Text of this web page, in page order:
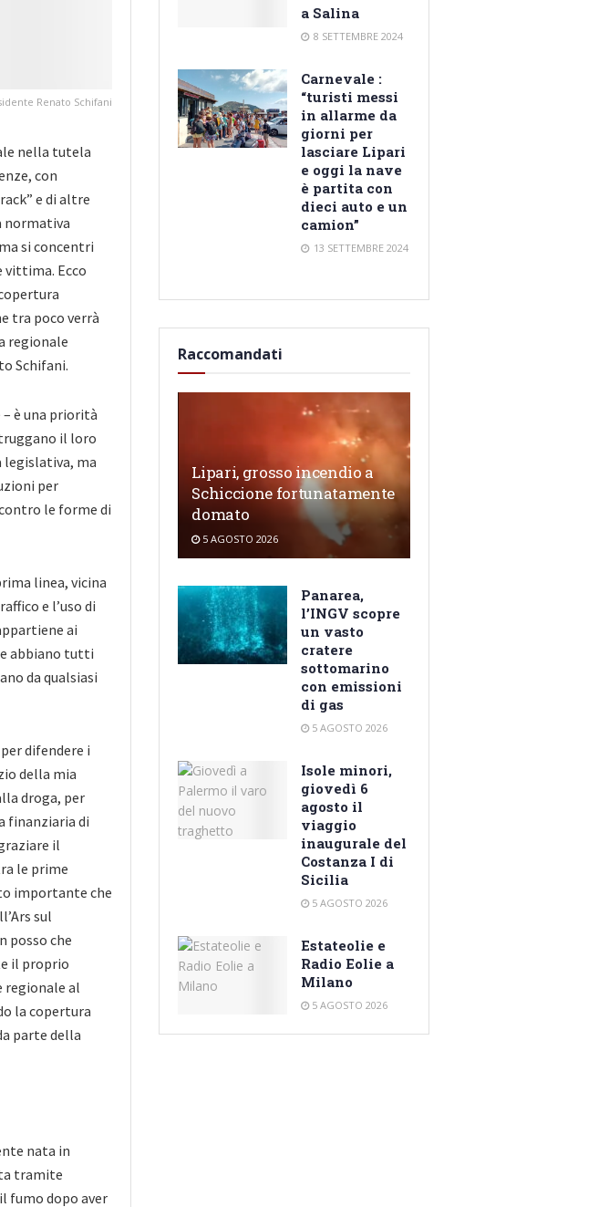
Renato Schifani
nella tutela
con
e di altre
normativa
si concentri
vittima. Ecco
tra poco verrà
regionale
Schifani.
è una priorità
il loro
legislativa, ma
per
le forme di
linea, vicina
e l’uso di
ai
abbiano tutti
da qualsiasi
difendere i
della mia
droga, per
finanziaria di
il
le prime
importante che
sul
posso che
il proprio
regionale al
la copertura
parte della
nata in
tramite
fumo dopo aver
a Salina
8 SETTEMBRE 2024
Carnevale :
“turisti messi
in allarme da
giorni per
lasciare Lipari
e oggi la nave
è partita con
dieci auto e un
camion”
13 SETTEMBRE 2024
Raccomandati
Lipari, grosso incendio a
Schiccione fortunatamente
domato
5 AGOSTO 2026
Panarea,
l’INGV scopre
un vasto
cratere
sottomarino
con emissioni
di gas
5 AGOSTO 2026
Isole minori,
giovedì 6
agosto il
viaggio
inaugurale del
Costanza I di
Sicilia
5 AGOSTO 2026
Estateolie e
Radio Eolie a
Milano
5 AGOSTO 2026